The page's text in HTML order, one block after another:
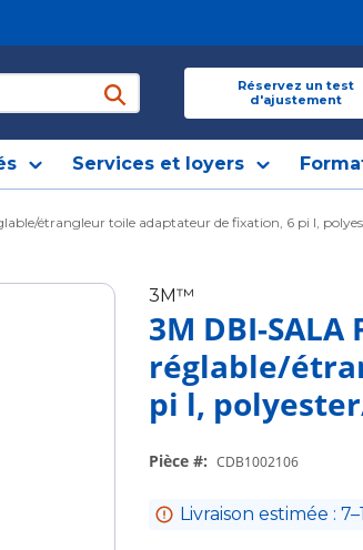
site
soumettre une recherche
Réservez un test
d'ajustement
Services et loyers
étrangleur toile adaptateur de fixation, 6 pi l,
3M™
3M DBI-
réglable/
pi l,
Pièce #: CDB1002106
Livraison estimée :